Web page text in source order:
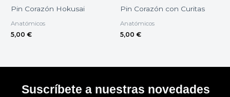
Pin Corazón Hokusai
Anatómicos
5,00 €
Pin Corazón con Curitas
Anatómicos
5,00 €
Suscríbete a nuestras novedades